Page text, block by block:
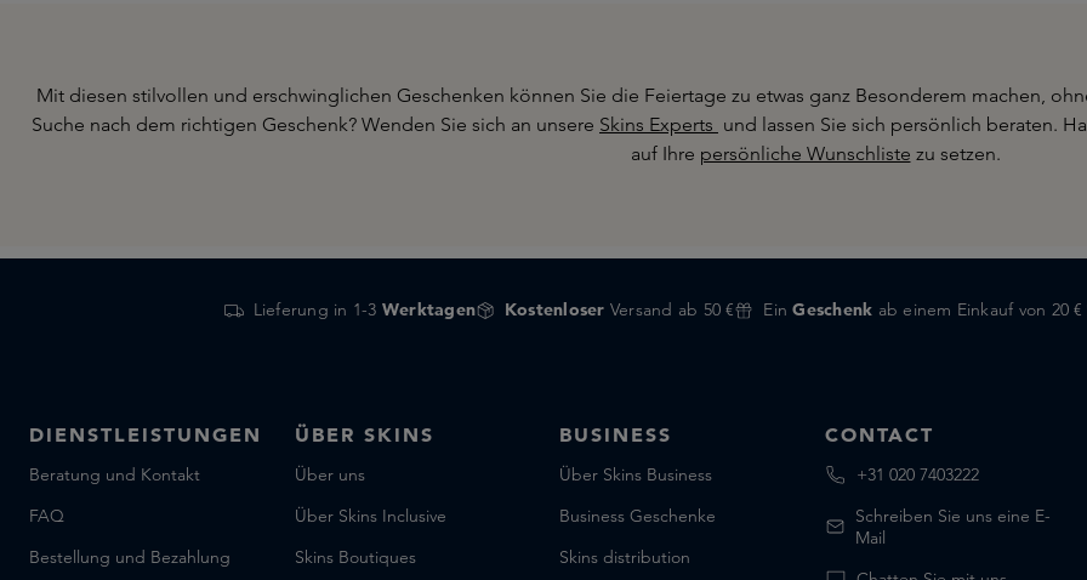
Mit diesen stilvollen und erschwinglichen Geschenken können Sie die Feiertage zu etwas ganz Besonderem machen,
Suche nach dem richtigen Geschenk? Wenden Sie sich an unsere Skins Experts und lassen Sie sich persönlich beraten.
auf Ihre persönliche Wunschliste zu setzen.
Lieferung in 1-3 Werktagen Kostenloser Versand ab 50 € EinGeschenk ab einem Einkauf von 20 €
DIENSTLEISTUNGEN
Beratung und Kontakt
FAQ
Bestellung und Bezahlung
ÜBER SKINS
Über uns
Über Skins Inclusive
Skins Boutiques
BUSINESS
Über Skins Business
Business Geschenke
Skins distribution
CONTACT
+31 020 7403222
Schreiben Sie uns eine E-
Mail